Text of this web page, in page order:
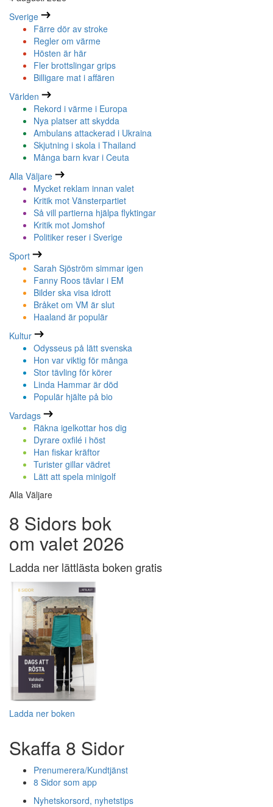
Sverige
Färre dör av stroke
Regler om värme
Hösten är här
Fler brottslingar grips
Billigare mat i affären
Världen
Rekord i värme i Europa
Nya platser att skydda
Ambulans attackerad i Ukraina
Skjutning i skola i Thailand
Många barn kvar i Ceuta
Alla Väljare
Mycket reklam innan valet
Kritik mot Vänsterpartiet
Så vill partierna hjälpa flyktingar
Kritik mot Jomshof
Politiker reser i Sverige
Sport
Sarah Sjöström simmar igen
Fanny Roos tävlar i EM
Bilder ska visa idrott
Bråket om VM är slut
Haaland är populär
Kultur
Odysseus på lätt svenska
Hon var viktig för många
Stor tävling för körer
Linda Hammar är död
Populär hjälte på bio
Vardags
Räkna igelkottar hos dig
Dyrare oxfilé i höst
Han fiskar kräftor
Turister gillar vädret
Lätt att spela minigolf
Alla Väljare
8 Sidors bok
om valet 2026
Ladda ner lättlästa boken gratis
Ladda ner boken
Skaffa 8 Sidor
Prenumerera/Kundtjänst
8 Sidor som app
Nyhetskorsord, nyhetstips